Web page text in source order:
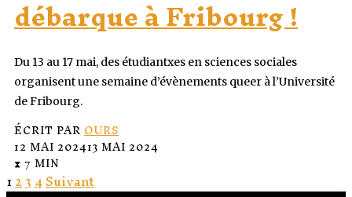
débarque à Fribourg !
Du 13 au 17 mai, des étudiantxes en sciences sociales
organisent une semaine d’évènements queer à l’Université
de Fribourg.
ÉCRIT PAROURS
12 MAI 202413 MAI 2024
⧗ 7 MIN
1234Suivant